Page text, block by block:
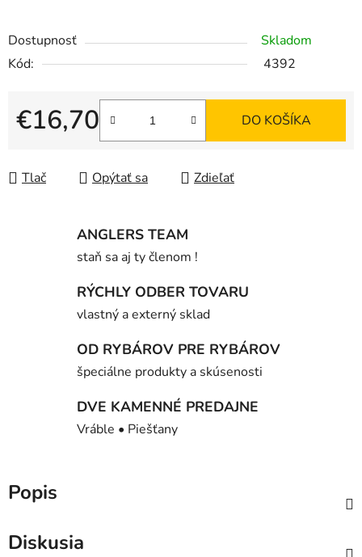
Dostupnosť
Skladom
Kód:
4392
€16,70
Jednotková cena:
DO KOŠÍKA
Tlač Opýtať sa Zdieľať
ANGLERS TEAM
staň sa aj ty členom !
RÝCHLY ODBER TOVARU
vlastný a externý sklad
OD RYBÁROV PRE RYBÁROV
špeciálne produkty a skúsenosti
DVE KAMENNÉ PREDAJNE
Vráble • Piešťany
Popis
Diskusia